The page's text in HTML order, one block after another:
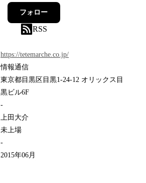
フォロー
RSS
https://tetemarche.co.jp/
情報通信
東京都目黒区目黒1-24-12 オリックス目
黒ビル6F
-
上田大介
未上場
-
2015年06月